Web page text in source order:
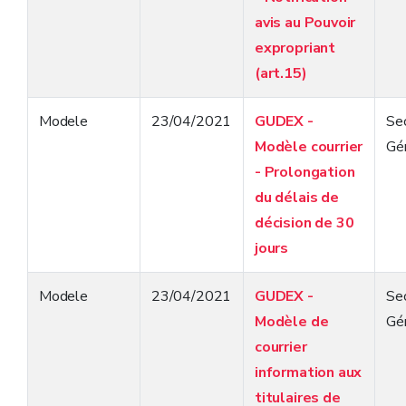
avis au Pouvoir
expropriant
(art.15)
Modele 23/04/2021
GUDEX -
Modèle courrier
- Prolongation
du délais de
décision de 30
jours
Modele 23/04/2021
GUDEX -
Modèle de
courrier
information aux
titulaires de